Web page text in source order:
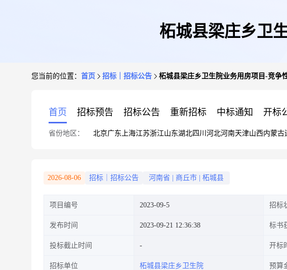
柘城县梁庄乡卫
您当前的位置： 首页 招标｜招标公告 柘城县梁庄乡卫生院业务用房项目-竞争
首页 招标预告 招标公告 重新招标 中标通知 开标
省份地区： 北京广东 上海江苏浙江山东湖北四川 河北河南天津山西内蒙古
2026-08-06 招标｜招标公告 河南省 商丘市 柘城县
项目编号 2023-09-5 招标
发布时间 2023-09-21 12:36:38 标书
投标截止时间 开标
招标单位 柘城县梁庄乡卫生院 预算